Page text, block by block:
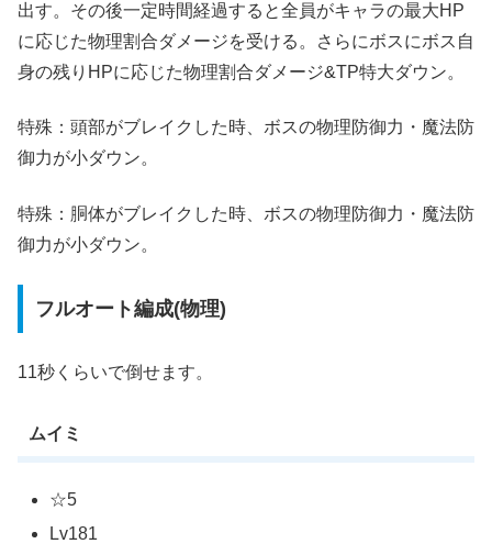
出す。その後一定時間経過すると全員がキャラの最大HP
に応じた物理割合ダメージを受ける。さらにボスにボス自
身の残りHPに応じた物理割合ダメージ&TP特大ダウン。
特殊：頭部がブレイクした時、ボスの物理防御力・魔法防
御力が小ダウン。
特殊：胴体がブレイクした時、ボスの物理防御力・魔法防
御力が小ダウン。
フルオート編成(物理)
11秒くらいで倒せます。
ムイミ
☆5
Lv181